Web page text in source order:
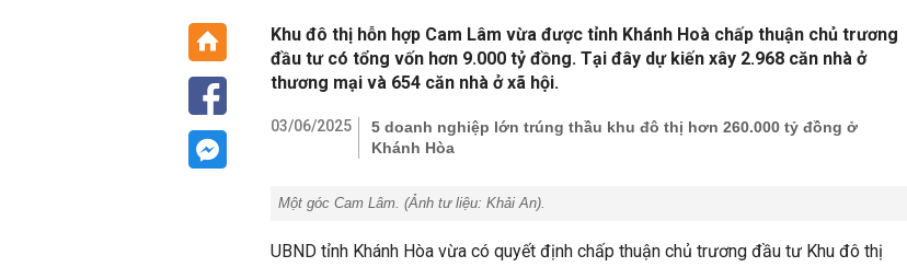
Khu đô thị hỗn hợp Cam Lâm vừa được tỉnh Khánh Hoà chấp thuận chủ trương
đầu tư có tổng vốn hơn 9.000 tỷ đồng. Tại đây dự kiến xây 2.968 căn nhà ở
thương mại và 654 căn nhà ở xã hội.
03/06/2025
5 doanh nghiệp lớn trúng thầu khu đô thị hơn 260.000 tỷ đồng ở
Khánh Hòa
Một góc Cam Lâm. (Ảnh tư liệu: Khải An).
UBND tỉnh Khánh Hòa vừa có quyết định chấp thuận chủ trương đầu tư Khu đô thị